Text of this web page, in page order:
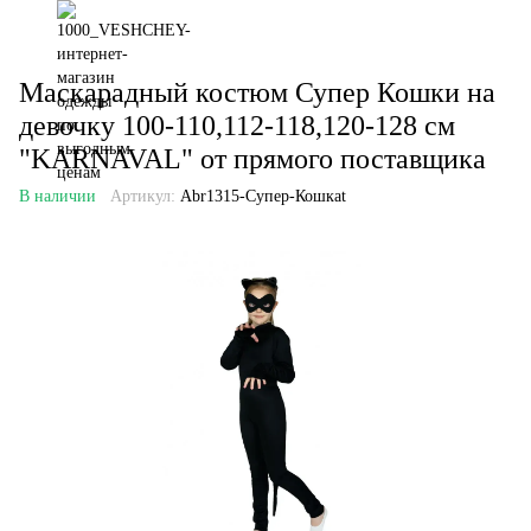
Маскарадный костюм Супер Кошки на
девочку 100-110,112-118,120-128 см
"KARNAVAL" от прямого поставщика
В наличии Артикул: Abr1315-Супер-Кошкаt